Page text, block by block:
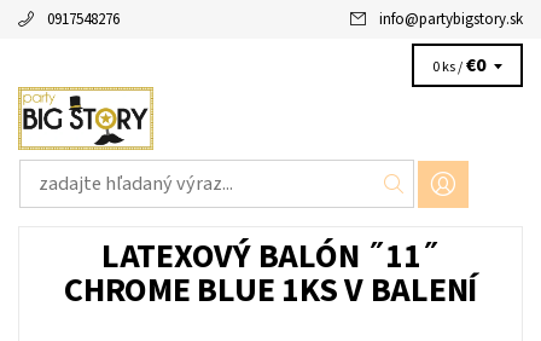
0917548276 info@partybigstory.sk
0 ks /€0
LATEXOVÝ BALÓN ˝11˝
CHROME BLUE 1KS V BALENÍ